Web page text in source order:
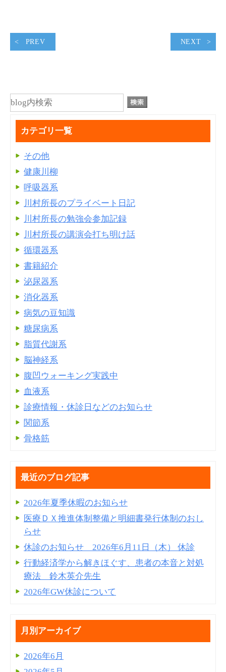
PREV NEXT
カテゴリ一覧
その他
健康川柳
呼吸器系
川村所長のプライベート日記
川村所長の勉強会参加記録
川村所長の講演会打ち明け話
循環器系
書籍紹介
泌尿器系
消化器系
病気の豆知識
糖尿病系
脂質代謝系
脳神経系
腹凹ウォーキング実践中
血液系
診療情報・休診日などのお知らせ
関節系
骨格筋
最近のブログ記事
2026年夏季休暇のお知らせ
医療ＤＸ推進体制整備と明細書発⾏体制のおし
らせ
休診のお知らせ 2026年6月11日（木） 休診
行動経済学から解きほぐす、患者の本音と対処
療法 鈴木英介先生
2026年GW休診について
月別アーカイブ
2026年6月